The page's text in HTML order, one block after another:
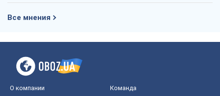
Все мнения
О компании Команда